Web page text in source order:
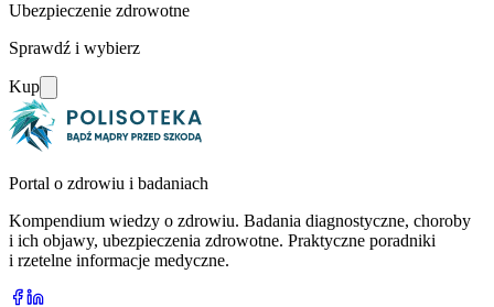
Ubezpieczenie zdrowotne
Sprawdź i wybierz
Kup
Portal o zdrowiu i badaniach
Kompendium wiedzy o zdrowiu. Badania diagnostyczne, choroby
i ich objawy, ubezpieczenia zdrowotne. Praktyczne poradniki
i rzetelne informacje medyczne.